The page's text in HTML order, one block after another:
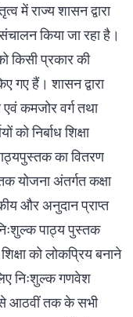
में राज्य शासन द्वारा
किया जा रहा है।
किसी प्रकार की
गए हैं। शासन द्वारा
एवं कमजोर वर्ग तथा
को निर्बाध शिक्षा
का वितरण
योजना अंतर्गत कक्षा
और अनुदान प्राप्त
निःशुल्क पाठ्य पुस्तक
को लोकप्रिय बनाने
निःशुल्क गणवेश
से आठवीं तक के सभी